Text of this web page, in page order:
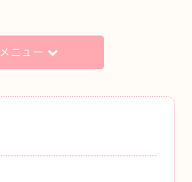
メニュー